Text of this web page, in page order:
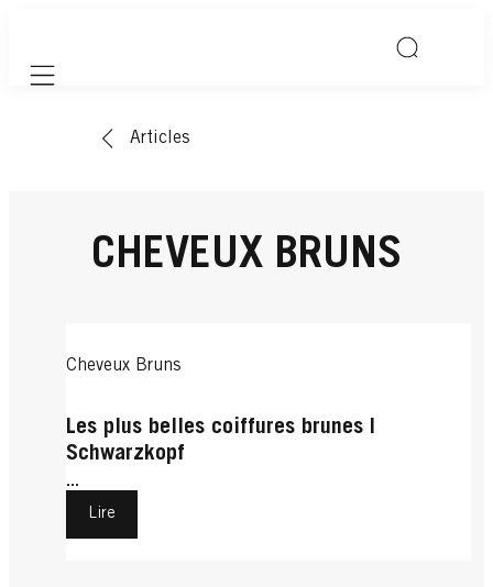
Mobile navigation
Articles
CHEVEUX BRUNS
Cheveux Bruns
Les plus belles coiffures brunes |
Schwarzkopf
...
Lire